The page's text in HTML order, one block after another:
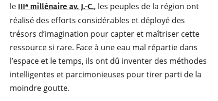
le IIIᵉ millénaire av. J.-C., les peuples de la région ont
réalisé des efforts considérables et déployé des
trésors d’imagination pour capter et maîtriser cette
ressource si rare. Face à une eau mal répartie dans
l’espace et le temps, ils ont dû inventer des méthodes
intelligentes et parcimonieuses pour tirer parti de la
moindre goutte.